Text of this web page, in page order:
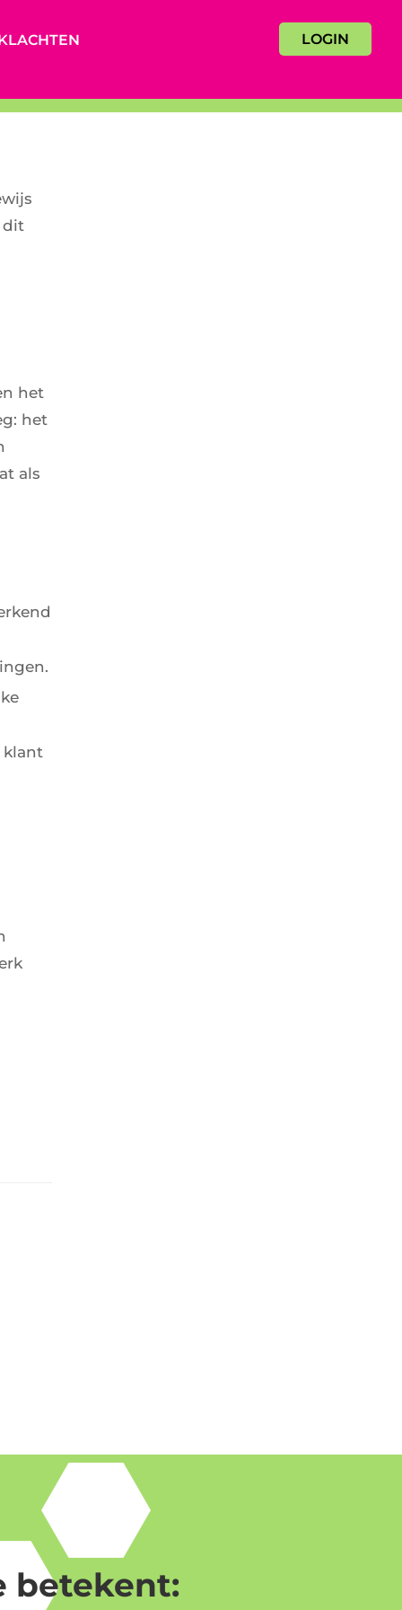
LOGIN
dit
het
het
als
klant
betekent: